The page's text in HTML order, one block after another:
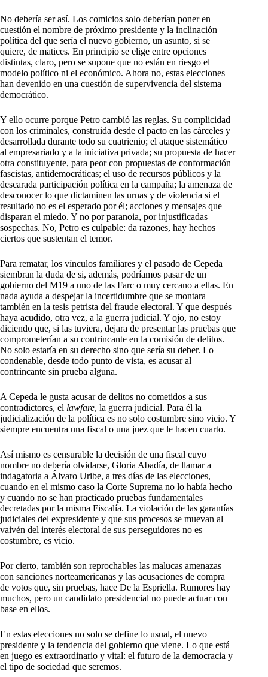
No debería ser así. Los comicios solo deberían poner en
cuestión el nombre de próximo presidente y la inclinación
política del que sería el nuevo gobierno, un asunto, si se
quiere, de matices. En principio se elige entre opciones
distintas, claro, pero se supone que no están en riesgo el
modelo político ni el económico. Ahora no, estas elecciones
han devenido en una cuestión de supervivencia del sistema
democrático.
Y ello ocurre porque Petro cambió las reglas. Su complicidad
con los criminales, construida desde el pacto en las cárceles y
desarrollada durante todo su cuatrienio; el ataque sistemático
al empresariado y a la iniciativa privada; su propuesta de hacer
otra constituyente, para peor con propuestas de conformación
fascistas, antidemocráticas; el uso de recursos públicos y la
descarada participación política en la campaña; la amenaza de
desconocer lo que dictaminen las urnas y de violencia si el
resultado no es el esperado por él; acciones y mensajes que
disparan el miedo. Y no por paranoia, por injustificadas
sospechas. No, Petro es culpable: da razones, hay hechos
ciertos que sustentan el temor.
Para rematar, los vínculos familiares y el pasado de Cepeda
siembran la duda de si, además, podríamos pasar de un
gobierno del M19 a uno de las Farc o muy cercano a ellas. En
nada ayuda a despejar la incertidumbre que se montara
también en la tesis petrista del fraude electoral. Y que después
haya acudido, otra vez, a la guerra judicial. Y ojo, no estoy
diciendo que, si las tuviera, dejara de presentar las pruebas que
comprometerían a su contrincante en la comisión de delitos.
No solo estaría en su derecho sino que sería su deber. Lo
condenable, desde todo punto de vista, es acusar al
contrincante sin prueba alguna.
A Cepeda le gusta acusar de delitos no cometidos a sus
contradictores, el lawfare, la guerra judicial. Para él la
judicialización de la política es no solo costumbre sino vicio. Y
siempre encuentra una fiscal o una juez que le hacen cuarto.
Así mismo es censurable la decisión de una fiscal cuyo
nombre no debería olvidarse, Gloria Abadía, de llamar a
indagatoria a Álvaro Uribe, a tres días de las elecciones,
cuando en el mismo caso la Corte Suprema no lo había hecho
y cuando no se han practicado pruebas fundamentales
decretadas por la misma Fiscalía. La violación de las garantías
judiciales del expresidente y que sus procesos se muevan al
vaivén del interés electoral de sus perseguidores no es
costumbre, es vicio.
Por cierto, también son reprochables las malucas amenazas
con sanciones norteamericanas y las acusaciones de compra
de votos que, sin pruebas, hace De la Espriella. Rumores hay
muchos, pero un candidato presidencial no puede actuar con
base en ellos.
En estas elecciones no solo se define lo usual, el nuevo
presidente y la tendencia del gobierno que viene. Lo que está
en juego es extraordinario y vital: el futuro de la democracia y
el tipo de sociedad que seremos.